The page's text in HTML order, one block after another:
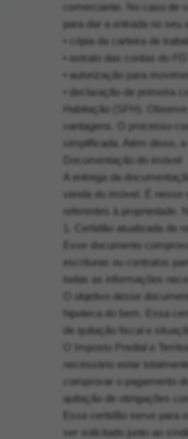
comerciante. No caso de
para dar a entrada no seu
• cópia da carteira de
• extrato das contas do
• autorização para
• declaração de primeira
Habitação (SFH).
vantagens. O processo
simplificada. Além disso,
Documentação do imóvel
A entrega da
venda do imóvel. É nesse
referentes à propriedade.
1. Certidão atualizada de
Esse documento
escrituras ou contratos
todas as informações
O objetivo desse
hipoteca do bem. Essa
de quitação fiscal e
O Imposto Predial e
necessário estar
comprovar o pagamento
quitação de obrigações
Essa certidão serve
ser solicitado junto ao